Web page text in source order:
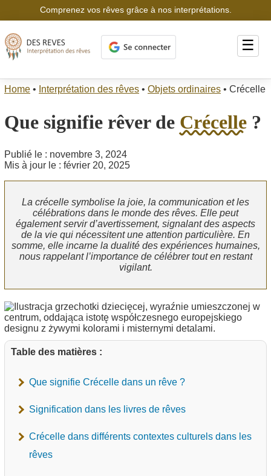
Comprenez vos rêves grâce à nos interprétations.
☰
Home • Interprétation des rêves • Objets ordinaires • Crécelle
Que signifie rêver de Crécelle ?
Publié le : novembre 3, 2024
Mis à jour le : février 20, 2025
La crécelle symbolise la joie, la communication et les
célébrations dans le monde des rêves. Elle peut
également servir d’avertissement, signalant des aspects
de la vie qui nécessitent une attention particulière. En
somme, elle incarne la dualité des expériences humaines,
nous rappelant l’importance de célébrer tout en restant
vigilant.
Table des matières :
Que signifie Crécelle dans un rêve ?
Signification dans les livres de rêves
Crécelle dans différents contextes culturels dans les
rêves